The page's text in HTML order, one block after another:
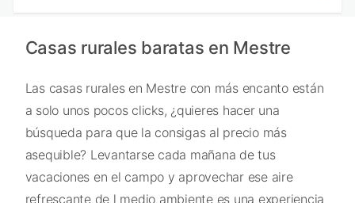
Casas rurales baratas en Mestre
Las casas rurales en Mestre con más encanto están
a solo unos pocos clicks, ¿quieres hacer una
búsqueda para que la consigas al precio más
asequible? Levantarse cada mañana de tus
vacaciones en el campo y aprovechar ese aire
refrescante de l medio ambiente es una experiencia